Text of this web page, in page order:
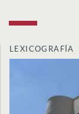
LEXICOGRAFÍA